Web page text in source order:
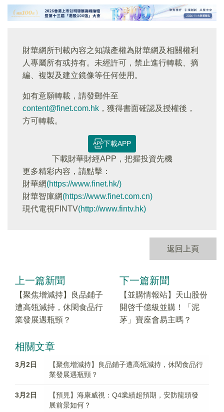
財華網所刊載內容之知識產權為財華網及相關權利
人專屬所有或持有。未經許可，禁止進行轉載、摘
編、複製及建立鏡像等任何使用。
如有意願轉載，請發郵件至
content@finet.com.hk ，獲得書面確認及授權後，
方可轉載。
下載APP
下載財華財經APP，把握投資先機
更多精彩内容，請點擊：
財華網(https://www.finet.hk/)
財華智庫網(https://www.finet.com.cn)
現代電視FINTV(http://www.fintv.hk)
返回上頁
上一篇新聞
【聚焦增減持】良品鋪子
遭高瓴減持，休閑食品行
業發展遇瓶頸？
下一篇新聞
【並購情報站】天山股份
開啓千億級並購！「泥
茅」寶座會易主嗎？
相關文章
3月2日
【聚焦增減持】良品鋪子遭高瓴減持，休閑食品行
業發展遇瓶頸？
3月2日
【預見】海康威視：Q4業績超預期，安防龍頭發
展前景如何？